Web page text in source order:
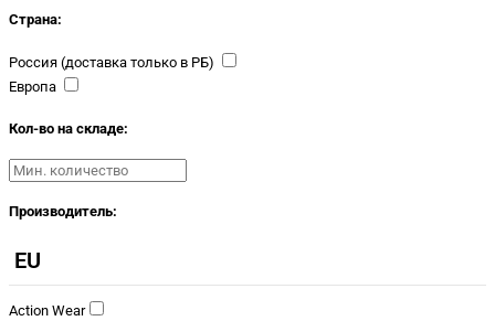
Страна:
Россия (доставка только в РБ)
Европа
Кол-во на складе:
Производитель:
EU
Action Wear